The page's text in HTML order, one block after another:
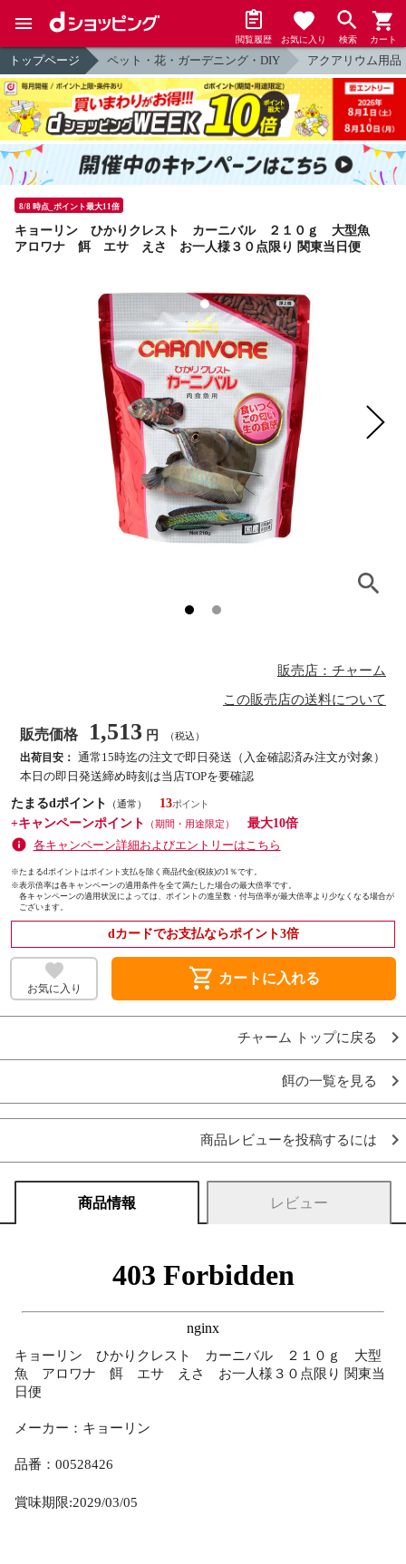
閲覧履歴 お気に入り 検索 カート
トップページ ペット・花・ガーデニング・DIY アクアリウム用品
8/8 時点_ポイント最大11倍
キョーリン ひかりクレスト カーニバル ２１０ｇ 大型魚
アロワナ 餌 エサ えさ お一人様３０点限り 関東当日便
販売店：チャーム
この販売店の送料について
販売価格 1,513 円 （税込）
出荷目安： 通常15時迄の注文で即日発送（入金確認済み注文が対象）
本日の即日発送締め時刻は当店TOPを要確認
たまるdポイント
（通常）
13
+キャンペーンポイント
（期間・用途限定）
最大10倍
各キャンペーン詳細およびエントリーはこちら
※たまるdポイントはポイント支払を除く商品代金(税抜)の1％です。
※表示倍率は各キャンペーンの適用条件を全て満たした場合の最大倍率です。
各キャンペーンの適用状況によっては、ポイントの進呈数・付与倍率が最大倍率より少なくなる場合が
ございます。
dカードでお支払ならポイント3倍
お気に入り shopping_cart カートに入れる
チャーム トップに戻る
餌の一覧を見る
商品レビューを投稿するには
商品情報 レビュー
キョーリン ひかりクレスト カーニバル ２１０ｇ 大型
魚 アロワナ 餌 エサ えさ お一人様３０点限り 関東当
日便
メーカー：キョーリン
品番：00528426
賞味期限:2029/03/05